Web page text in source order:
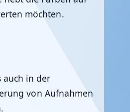
möchten.
auch in der
von Aufnahmen